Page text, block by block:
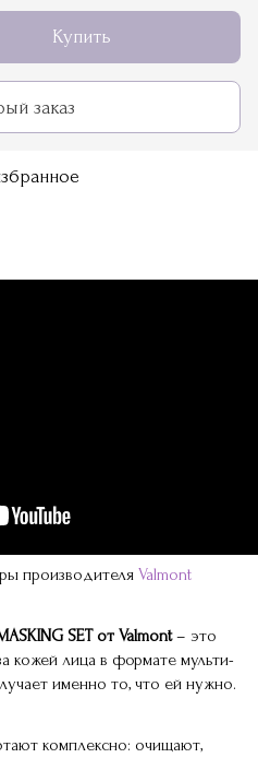
Купить
заказ
производителя Valmont
SET от Valmont– это
кожей лица в формате мульти-
именно то, что ей нужно.
комплексно: очищают,